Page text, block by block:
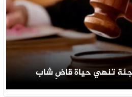
تنهي حياة قاضِ شاب